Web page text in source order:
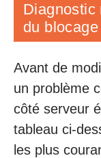
Diagnostic
du
Avant de
un problème
côté serveur
tableau ci-
les plus